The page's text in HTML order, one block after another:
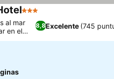
3 Estrellas
8,8Excelente (745
al mar
en el